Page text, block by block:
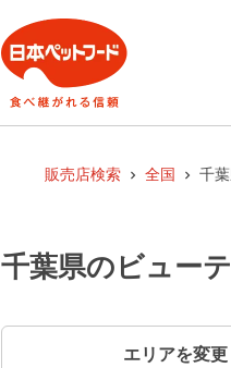
販売店検索 全国 千
千葉県のビュー
エリアを変更